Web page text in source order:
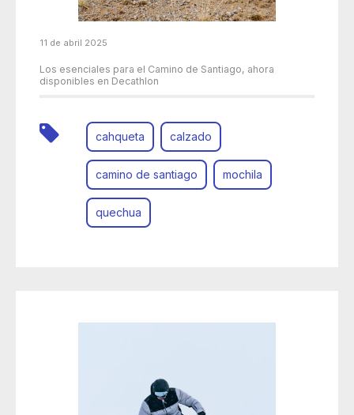
11 de abril 2025
Los esenciales para el Camino de Santiago, ahora
disponibles en Decathlon
cahqueta calzado
camino de santiago mochila
quechua